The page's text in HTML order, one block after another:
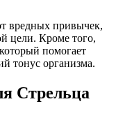
вредных привычек,
цели. Кроме того,
помогает
тонус организма.
Стрельца